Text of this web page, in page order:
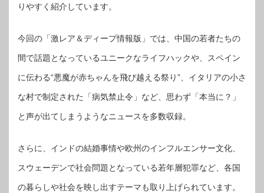
りやすく紹介しています。
今回の「激レア＆ディープ情報版」では、中国の若者たちの
間で話題となっているユニークなライフハックや、スペイン
に伝わる“悪魔が赤ちゃんを飛び越える祭り”、イタリアの小さ
な村で制定された「病気禁止令」など、思わず「本当に？」
と声が出てしまうようなニュースを多数収録。
さらに、インドの結婚事情や欧州のインフルエンサー文化、
スウェーデンで社会問題となっている若年層犯罪など、各国
の暮らしや社会を映し出すテーマも取り上げられています。